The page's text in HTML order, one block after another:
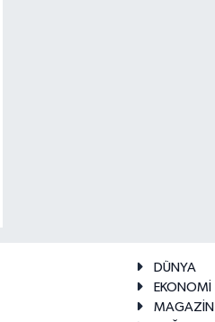
DÜNYA
EKONOMİ
MAGAZİN